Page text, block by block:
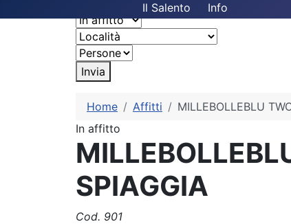
Il Salento
Info
Invia
Home Affitti
MILLEBOLLEBLU
In affitto
SPIAGGIA
Cod. 901